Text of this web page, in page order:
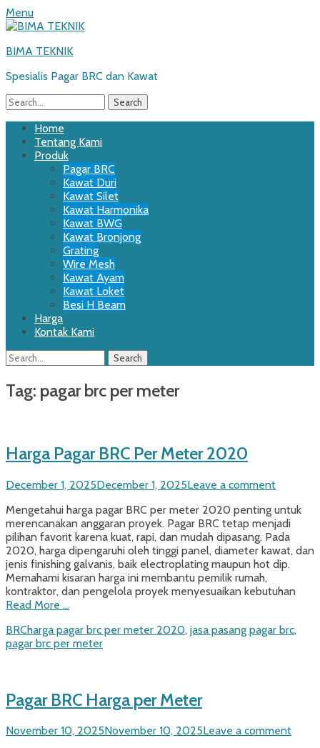
Menu
BIMA TEKNIK
Spesialis Pagar BRC dan Kawat
Search
for:
Primary
Menu
Skip
content
Home
Tentang Kami
Produk
Pagar BRC
Kawat Duri
Kawat Silet
Kawat Harmonika
Kawat BWG
Kawat Bronjong
Grating
Wire Mesh
Kawat Ayam
Kawat Loket
Besi H Beam
Harga
Kontak Kami
Search
Search
for:
Tag: pagar brc per meter
Harga Pagar BRC Per Meter 2020
Posted
December 1, 2025December 1, 2025Leave a comment
Mengetahui harga pagar BRC per meter 2020 penting untuk
merencanakan anggaran proyek. Pagar BRC tetap menjadi
pilihan favorit karena kuat, rapi, dan mudah dipasang. Pada
2020, harga dipengaruhi oleh tinggi panel, diameter kawat, dan
jenis finishing galvanis, baik electroplating maupun hot dip.
Memahami kisaran harga ini membantu pemilik rumah,
kontraktor, dan pengelola proyek menyesuaikan kebutuhan
Read More …
Categories
BRCTags
harga pagar brc per meter 2020, jasa pasang pagar brc,
pagar brc per meter
Pagar BRC Harga per Meter
Posted
November 10, 2025November 10, 2025Leave a comment